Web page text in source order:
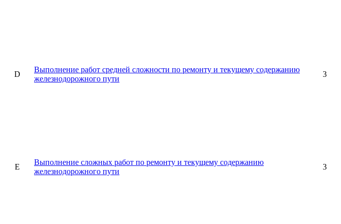
D
Выполнение работ средней сложности по ремонту и текущему содержанию
железнодорожного пути
3
E
Выполнение сложных работ по ремонту и текущему содержанию
железнодорожного пути
3